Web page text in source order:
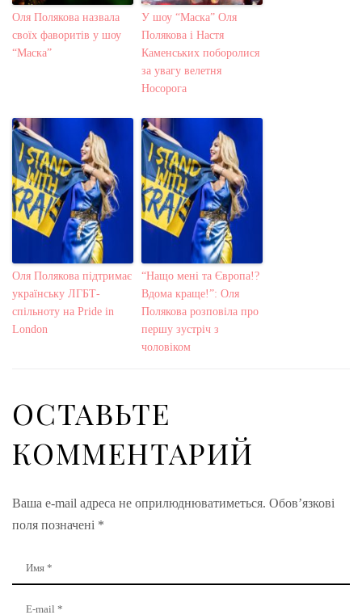
Оля Полякова назвала
своїх фаворитів у шоу
“Маска”
У шоу “Маска” Оля
Полякова і Настя
Каменських поборолися
за увагу велетня
Носорога
Оля Полякова підтримає
українську ЛГБТ-
спільноту на Pride in
London
“Нащо мені та Європа!?
Вдома краще!”: Оля
Полякова розповіла про
першу зустріч з
чоловіком
ОСТАВЬТЕ
КОММЕНТАРИЙ
Ваша e-mail адреса не оприлюднюватиметься. Обов’язкові
поля позначені *